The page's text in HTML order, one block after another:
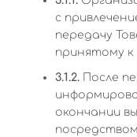
с
передачу
принятому к
3.1.2. После
окончании